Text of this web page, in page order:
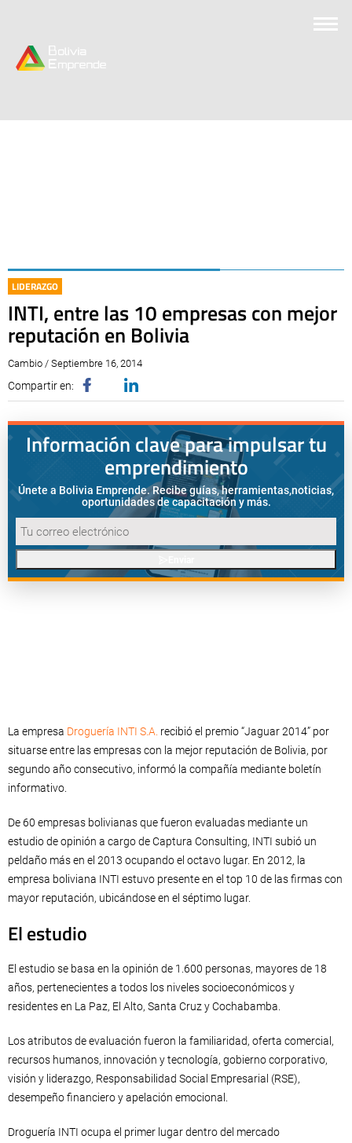
LIDERAZGO
INTI, entre las 10 empresas con mejor
reputación en Bolivia
Cambio / Septiembre 16, 2014
Compartir en:
Información clave para impulsar tu
emprendimiento
Únete a Bolivia Emprende. Recibe guías, herramientas,noticias,
oportunidades de capacitación y más.
La empresa Droguería INTI S.A. recibió el premio “Jaguar 2014” por
situarse entre las empresas con la mejor reputación de Bolivia, por
segundo año consecutivo, informó la compañía mediante boletín
informativo.
De 60 empresas bolivianas que fueron evaluadas mediante un
estudio de opinión a cargo de Captura Consulting, INTI subió un
peldaño más en el 2013 ocupando el octavo lugar. En 2012, la
empresa boliviana INTI estuvo presente en el top 10 de las firmas con
mayor reputación, ubicándose en el séptimo lugar.
El estudio
El estudio se basa en la opinión de 1.600 personas, mayores de 18
años, pertenecientes a todos los niveles socioeconómicos y
residentes en La Paz, El Alto, Santa Cruz y Cochabamba.
Los atributos de evaluación fueron la familiaridad, oferta comercial,
recursos humanos, innovación y tecnología, gobierno corporativo,
visión y liderazgo, Responsabilidad Social Empresarial (RSE),
desempeño financiero y apelación emocional.
Droguería INTI ocupa el primer lugar dentro del mercado